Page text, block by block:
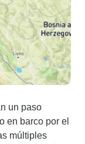
un paso
en barco por el
múltiples